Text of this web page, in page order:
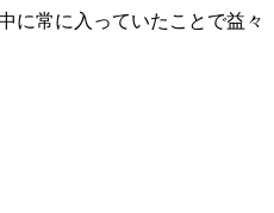
に常に入っていたことで益々